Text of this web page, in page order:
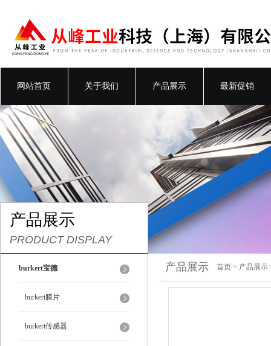
网站首页 关于我们 产品展示 最新促销
产品展示
PRODUCT DISPLAY
burkert宝德
burkert膜片
burkert传感器
产品展示 首页 > 产品展示